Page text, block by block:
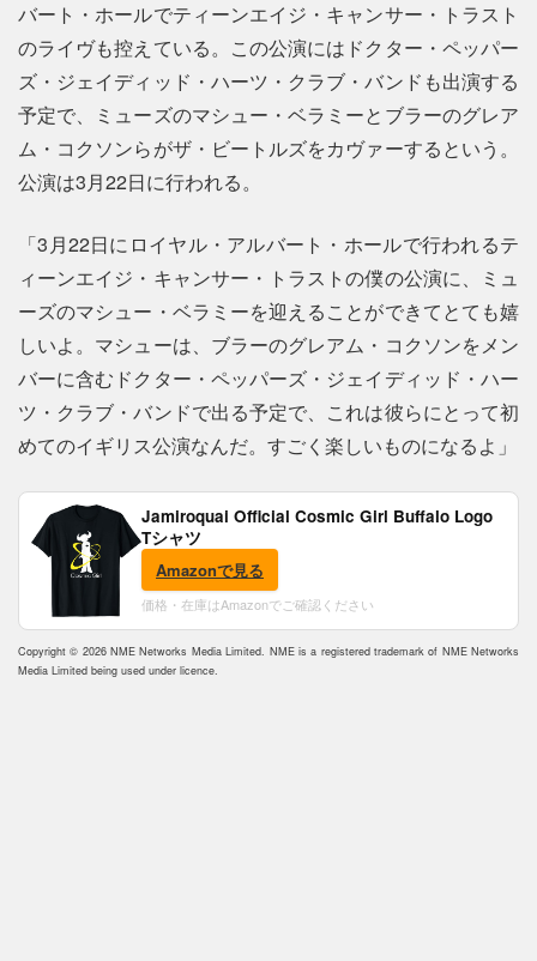
バート・ホールでティーンエイジ・キャンサー・トラスト
のライヴも控えている。この公演にはドクター・ペッパー
ズ・ジェイディッド・ハーツ・クラブ・バンドも出演する
予定で、ミューズのマシュー・ベラミーとブラーのグレア
ム・コクソンらがザ・ビートルズをカヴァーするという。
公演は3月22日に行われる。
「3月22日にロイヤル・アルバート・ホールで行われるテ
ィーンエイジ・キャンサー・トラストの僕の公演に、ミュ
ーズのマシュー・ベラミーを迎えることができてとても嬉
しいよ。マシューは、ブラーのグレアム・コクソンをメン
バーに含むドクター・ペッパーズ・ジェイディッド・ハー
ツ・クラブ・バンドで出る予定で、これは彼らにとって初
めてのイギリス公演なんだ。すごく楽しいものになるよ」
Jamiroquai Official Cosmic Girl Buffalo Logo
Tシャツ
Amazonで見る
価格・在庫はAmazonでご確認ください
Copyright © 2026 NME Networks Media Limited. NME is a registered trademark of NME Networks
Media Limited being used under licence.